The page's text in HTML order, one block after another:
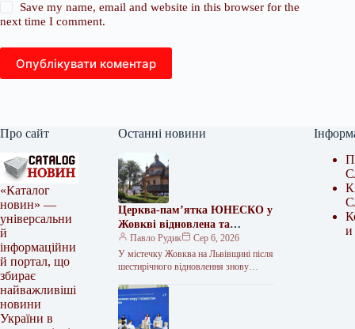
Save my name, email and website in this browser for the
next time I comment.
Опублікувати коментар
Про сайт
«Каталог
новин» —
універсальни
й
інформаційни
й портал, що
збирає
найважливіші
новини
України в
Останні новини
Церква-пам’ятка ЮНЕСКО у
Жовкві відновлена та
відкрита
Павло Рудик
Сер 6, 2026
У містечку Жовква на Львівщині після
шестирічного відновлення знову
Пресвятої Трійці, яка є об’єктом
спадщини ЮНЕСКО.…
и